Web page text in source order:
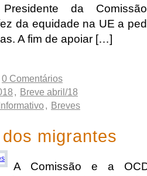
da
da equidade na UE a
A fim de apoiar […]
0 Comentários
, Breve abril/18
, Breves
migrantes
A Comissão e a